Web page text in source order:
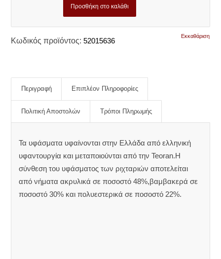
Εκκαθάριση
Προσθήκη στο καλάθι
Κωδικός προϊόντος: 52015636
Περιγραφή Επιπλέον Πληροφορίες
Πολιτική Αποστολών Τρόποι Πληρωμής
Τα υφάσματα υφαίνονται στην Ελλάδα από ελληνική
υφαντουργία και μεταποιούνται από την Teoran.Η
σύνθεση του υφάσματος των ριχταριών αποτελείται
από νήματα ακρυλικά σε ποσοστό 48%,βαμβακερά σε
ποσοστό 30% και πολυεστερικά σε ποσοστό 22%.